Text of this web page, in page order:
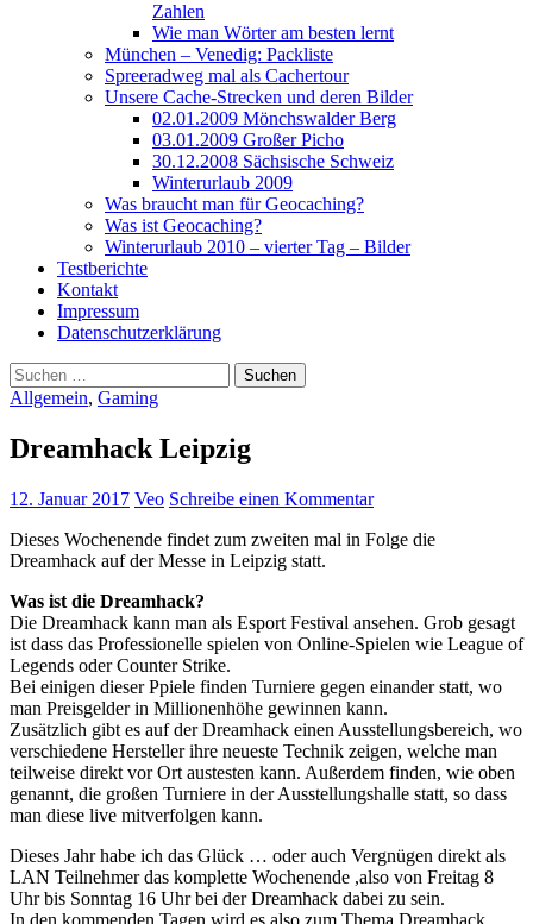
Zahlen
Wie man Wörter am besten lernt
München – Venedig: Packliste
Spreeradweg mal als Cachertour
Unsere Cache-Strecken und deren Bilder
02.01.2009 Mönchswalder Berg
03.01.2009 Großer Picho
30.12.2008 Sächsische Schweiz
Winterurlaub 2009
Was braucht man für Geocaching?
Was ist Geocaching?
Winterurlaub 2010 – vierter Tag – Bilder
Testberichte
Kontakt
Impressum
Datenschutzerklärung
Suchen
nach:
Allgemein, Gaming
Dreamhack Leipzig
12. Januar 2017 Veo Schreibe einen Kommentar
​Dieses Wochenende findet zum zweiten mal in Folge die
Dreamhack auf der Messe in Leipzig statt.
Was ist die Dreamhack?
Die Dreamhack kann man als Esport Festival ansehen. Grob gesagt
ist dass das Professionelle spielen von Online-Spielen wie League of
Legends oder Counter Strike.
Bei einigen dieser Ppiele finden Turniere gegen einander statt, wo
man Preisgelder in Millionenhöhe gewinnen kann.
Zusätzlich gibt es auf der Dreamhack einen Ausstellungsbereich, wo
verschiedene Hersteller ihre neueste Technik zeigen, welche man
teilweise direkt vor Ort austesten kann. Außerdem finden, wie oben
genannt, die großen Turniere in der Ausstellungshalle statt, so dass
man diese live mitverfolgen kann.
Dieses Jahr habe ich das Glück … oder auch Vergnügen direkt als
LAN Teilnehmer das komplette Wochenende ,also von Freitag 8
Uhr bis Sonntag 16 Uhr bei der Dreamhack dabei zu sein.
In den kommenden Tagen wird es also zum Thema Dreamhack